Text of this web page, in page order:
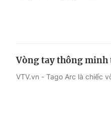
Vòng tay thông minh
VTV.vn - Tago Arc là chiếc